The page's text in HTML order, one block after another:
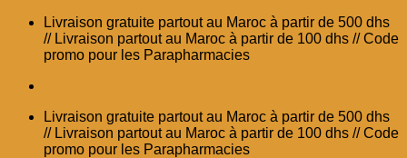
Passer
contenu
Livraison gratuite partout au Maroc à partir de 500 dhs
// Livraison partout au Maroc à partir de 100 dhs // Code
promo pour les Parapharmacies
Livraison gratuite partout au Maroc à partir de 500 dhs
// Livraison partout au Maroc à partir de 100 dhs // Code
promo pour les Parapharmacies